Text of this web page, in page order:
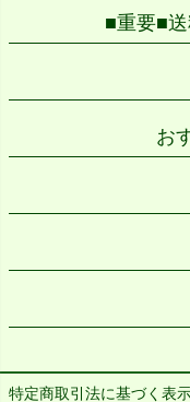
■重要■
お
特定商取引法に基づく表